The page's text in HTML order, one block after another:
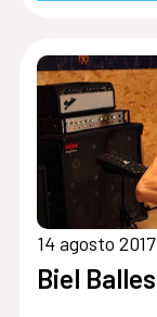
14 agosto 2017
Biel